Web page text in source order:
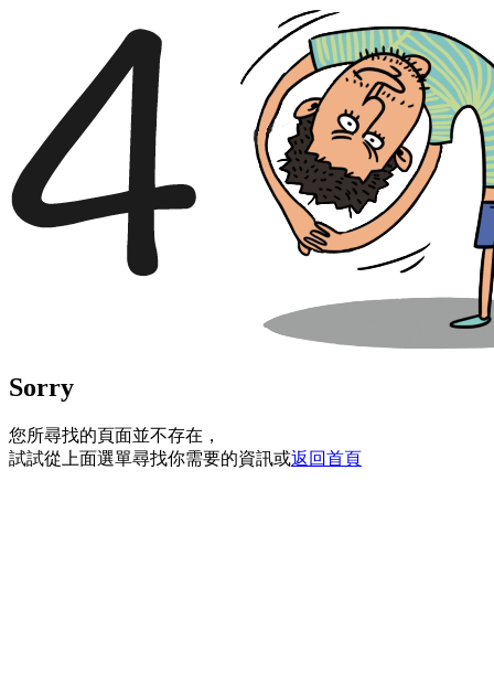
Sorry
您所尋找的頁面並不存在，
試試從上面選單尋找你需要的資訊或返回首頁